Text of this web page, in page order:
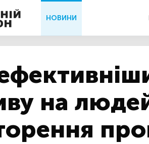
НОВИНИ
на